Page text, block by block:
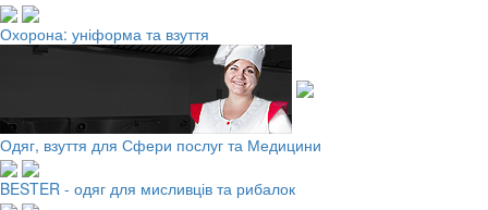
Охорона: уніформа та взуття
Одяг, взуття для Сфери послуг та Медицини
BESTER - одяг для мисливців та рибалок